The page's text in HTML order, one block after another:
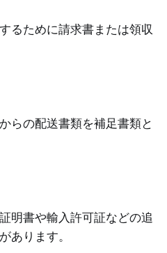
るために請求書または領収
らの配送書類を補足書類と
明書や輸入許可証などの追
あります。